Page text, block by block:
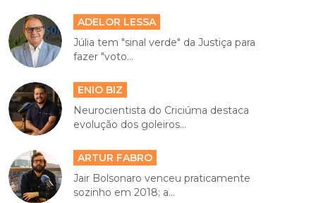
ADELOR LESSA
Júlia tem "sinal verde" da Justiça para
fazer "voto...
ENIO BIZ
Neurocientista do Criciúma destaca
evolução dos goleiros...
ARTUR FABRO
Jair Bolsonaro venceu praticamente
sozinho em 2018; a...